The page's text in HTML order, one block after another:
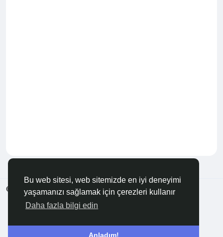
Bu web sitesi, web sitemizde en iyi deneyimi
yaşamanızı sağlamak için çerezleri kullanır
Daha fazla bilgi edin
Anladım!
© 2026 Anadolu KOBİ
Türkçe
Hakkında
Şartlar Gizlilik Bize Ulaşın